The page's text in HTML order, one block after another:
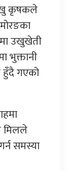
कृषकले
उखुखेती
भुक्तानी
गएको
मिलले
समस्या